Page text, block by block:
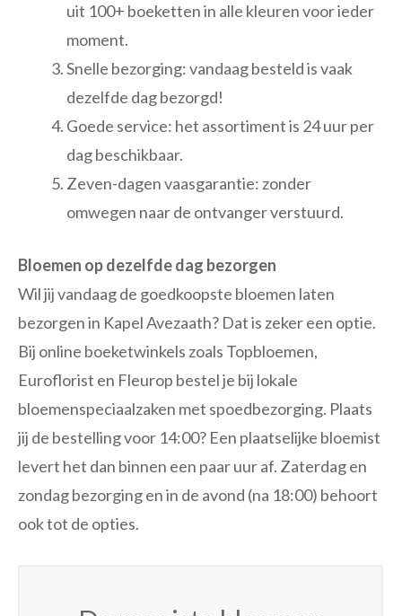
uit 100+ boeketten in alle kleuren voor ieder
moment.
Snelle bezorging: vandaag besteld is vaak
dezelfde dag bezorgd!
Goede service: het assortiment is 24 uur per
dag beschikbaar.
Zeven-dagen vaasgarantie: zonder
omwegen naar de ontvanger verstuurd.
Bloemen op dezelfde dag bezorgen
Wil jij vandaag de goedkoopste bloemen laten
bezorgen in Kapel Avezaath? Dat is zeker een optie.
Bij online boeketwinkels zoals Topbloemen,
Euroflorist en Fleurop bestel je bij lokale
bloemenspeciaalzaken met spoedbezorging. Plaats
jij de bestelling voor 14:00? Een plaatselijke bloemist
levert het dan binnen een paar uur af. Zaterdag en
zondag bezorging en in de avond (na 18:00) behoort
ook tot de opties.